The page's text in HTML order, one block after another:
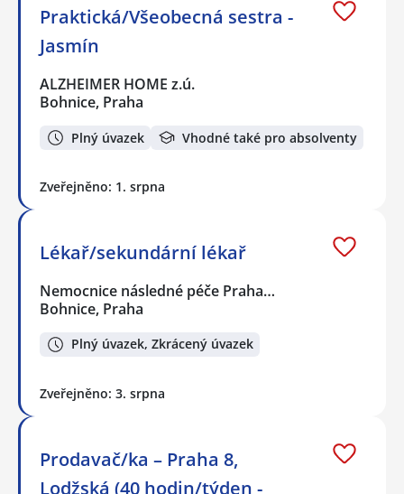
Praktická/Všeobecná sestra -
Jasmín
ALZHEIMER HOME z.ú.
Bohnice, Praha
Plný úvazek Vhodné také pro absolventy
Zveřejněno: 1. srpna
Lékař/sekundární lékař
Nemocnice následné péče Praha…
Bohnice, Praha
Plný úvazek, Zkrácený úvazek
Zveřejněno: 3. srpna
Prodavač/ka – Praha 8,
Lodžská (40 hodin/týden -